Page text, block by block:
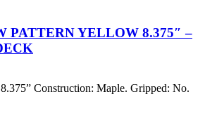
PATTERN YELLOW 8.375″ –
Construction: Maple. Gripped: No.